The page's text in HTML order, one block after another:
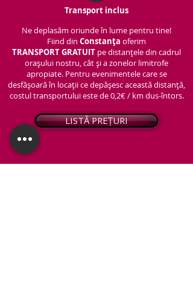
Transport inclus
Ne deplasăm oriunde în lume pentru tine!
Fiind din Constanța oferim
TRANSPORTGRATUIT pe distanțele din cadrul
orașului nostru, cât și a zonelor limitrofe
apropiate. Pentru evenimentele care se
desfășoară în locații ce depășesc această distanță,
costul transportului este de 0,2€ / km dus-întors.
LISTĂ PREȚURI
© 2026 - Snap PhotoBooth